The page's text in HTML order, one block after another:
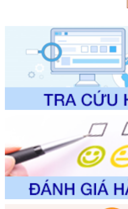
được sửa đổi, bổ sung và phê
trình điện tử giải quyết thủ tục
lịch thuộc phạm vi chức năng quản
thao và Du lịch
Ngày ban hành: 01/06/2026
Số kí hiệu:2310/QĐ-UBND
Tên: Về việc công bố Danh mục
đổi, bổ sung và phê duyệt Quy
trong giải quyết thủtục hành chính
thuộc phạm vi giải quyết của Sở
Ngày ban hành: 01/06/2026
Số kí hiệu:
2300/QĐ-UBND
Tên: V/v công bố danh mục thủ tục
đổi, bổ sung và phê duyệt quy
giải quyết thủ tục hành chính trong
phạm vi chức năng quản lý của Sở